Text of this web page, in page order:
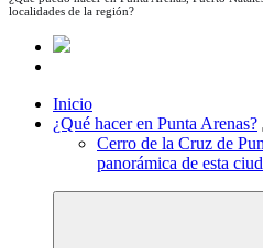
localidades de la región?
Inicio
¿Qué hacer en Punta Arenas?
Cerro de la Cruz de
panorámica de esta